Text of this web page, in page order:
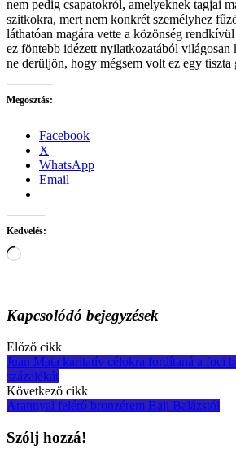
nem pedig csapatokról, amelyeknek tagjai
szitkokra, mert nem konkrét személyhez
láthatóan magára vette a közönség
ez föntebb idézett nyilatkozatából világosan
ne derüljön, hogy mégsem volt ez egy
Megosztás:
Facebook
X
WhatsApp
Email
Kedvelés:
Loading…
Kapcsolódó bejegyzések
Post
navigation
Előző cikk
Juan Mata karitatív célokra fordítaná a foci
százalékát
Következő cikk
Arannyal felérő bronzérem Baji Balázstól
Szólj hozzá!